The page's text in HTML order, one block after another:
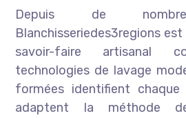
Depuis de
Blanchisseriedes3regions
savoir-faire artisanal
technologies de lavage
formées identifient
adaptent la méthode